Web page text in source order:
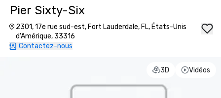
Pier Sixty-Six
2301, 17e rue sud-est, Fort Lauderdale, FL, États-Unis
d'Amérique, 33316
Contactez-nous
3D Vidéos